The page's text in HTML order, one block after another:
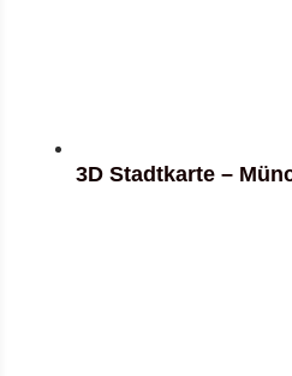
3D Stadtkarte –